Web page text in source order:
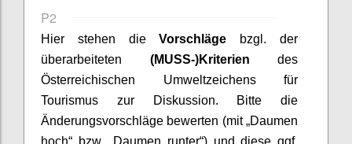
P2
Hier stehen dieVorschläge bzgl. der
überarbeiteten (MUSS-)Kriterien des
Österreichischen Umweltzeichens für
Tourismus zur Diskussion.
Bitte die
Änderungsvorschläge bewerten (mit „Daumen
hoch“ bzw. „Daumen runter“) und diese ggf.